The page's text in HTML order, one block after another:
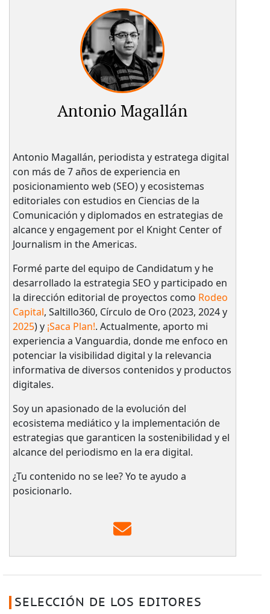
Antonio Magallán
Antonio Magallán, periodista y estratega digital
con más de 7 años de experiencia en
posicionamiento web (SEO) y ecosistemas
editoriales con estudios en Ciencias de la
Comunicación y diplomados en estrategias de
alcance y engagement por el Knight Center of
Journalism in the Americas.
Formé parte del equipo de Candidatum y he
desarrollado la estrategia SEO y participado en
la dirección editorial de proyectos como Rodeo
Capital, Saltillo360, Círculo de Oro (2023, 2024 y
2025) y ¡Saca Plan!. Actualmente, aporto mi
experiencia a Vanguardia, donde me enfoco en
potenciar la visibilidad digital y la relevancia
informativa de diversos contenidos y productos
digitales.
Soy un apasionado de la evolución del
ecosistema mediático y la implementación de
estrategias que garanticen la sostenibilidad y el
alcance del periodismo en la era digital.
¿Tu contenido no se lee? Yo te ayudo a
posicionarlo.
SELECCIÓN DE LOS EDITORES